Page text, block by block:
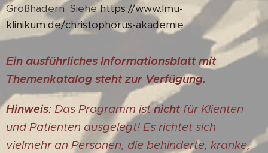
Großhadern. Siehehttps://www.lmu-
klinikum.de/christophorus-akademie
Ein ausführliches Informationsblatt mit
Themenkatalog steht zur Verfügung.
Hinweis: Das Programm istnicht für Klienten
und Patienten ausgelegt! Es richtet sich
vielmehr an Personen, die behinderte, kranke,